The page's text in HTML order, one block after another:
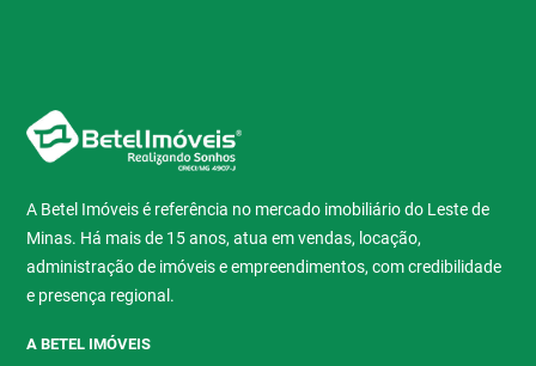
A Betel Imóveis é referência no mercado imobiliário do Leste de
Minas. Há mais de 15 anos, atua em vendas, locação,
administração de imóveis e empreendimentos, com credibilidade
e presença regional.
A BETEL IMÓVEIS